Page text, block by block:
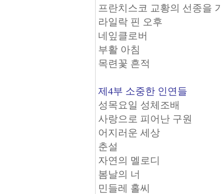
프란치스코 교황의 선종을
라일락 핀 오후
네잎클로버
부활 아침
목련꽃 흔적
제4부 소중한 인연들
성목요일 성체조배
사랑으로 피어난 구원
어지러운 세상
춘설
자연의 멜로디
봄날의 너
민들레 홀씨